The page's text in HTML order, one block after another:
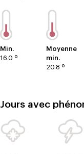
Min.
16.0 º
Moyenne
min.
20.8 º
Jours avec